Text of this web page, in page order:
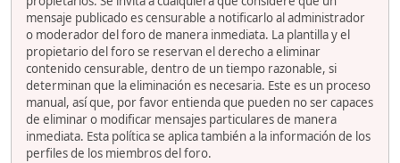
mensaje publicado es censurable a notificarlo al administrador
o moderador del foro de manera inmediata. La plantilla y el
propietario del foro se reservan el derecho a eliminar
contenido censurable, dentro de un tiempo razonable, si
determinan que la eliminación es necesaria. Este es un proceso
manual, así que, por favor entienda que pueden no ser capaces
de eliminar o modificar mensajes particulares de manera
inmediata. Esta política se aplica también a la información de los
perfiles de los miembros del foro.